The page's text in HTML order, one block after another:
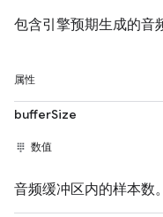
包含引擎预期生成的音
属性
bufferSize
数值
音频缓冲区内的样本数。